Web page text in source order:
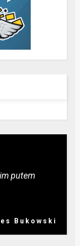
putem
Bukowski